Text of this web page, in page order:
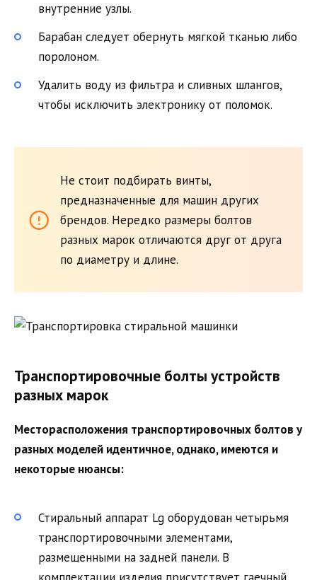
внутренние узлы.
Барабан следует обернуть мягкой тканью либо
поролоном.
Удалить воду из фильтра и сливных шлангов,
чтобы исключить электронику от поломок.
Не стоит подбирать винты,
предназначенные для машин других
брендов. Нередко размеры болтов
разных марок отличаются друг от друга
по диаметру и длине.
Транспортировочные болты устройств
разных марок
Месторасположения транспортировочных болтов у
разных моделей идентичное, однако, имеются и
некоторые нюансы:
Стиральный аппарат Lg оборудован четырьмя
транспортировочными элементами,
размещенными на задней панели. В